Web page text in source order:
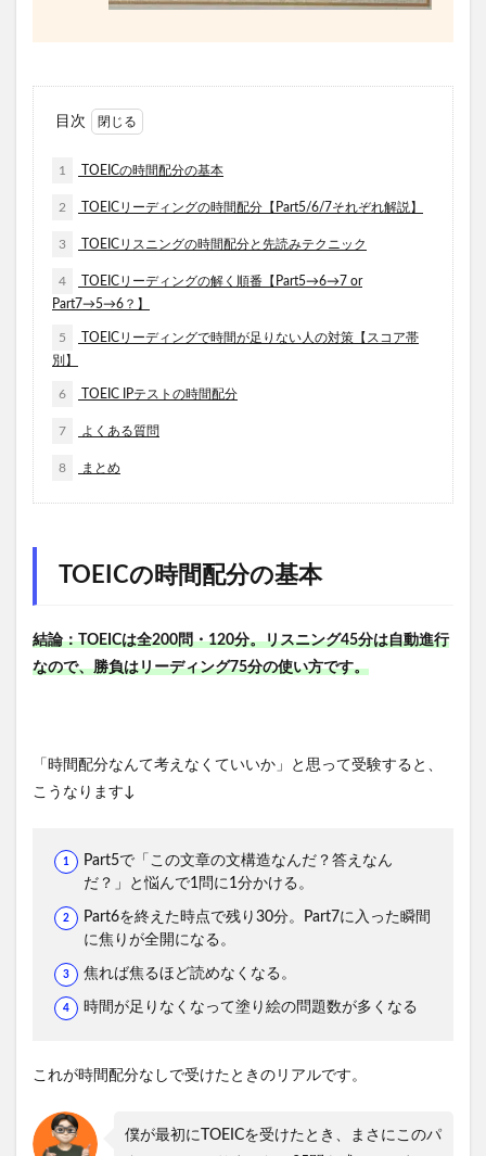
目次
1 TOEICの時間配分の基本
2 TOEICリーディングの時間配分【Part5/6/7それぞれ解説】
3 TOEICリスニングの時間配分と先読みテクニック
4
TOEICリーディングの解く順番【Part5→6→7 or
Part7→5→6？】
5
TOEICリーディングで時間が足りない人の対策【スコア帯
別】
6 TOEIC IPテストの時間配分
7 よくある質問
8 まとめ
TOEICの時間配分の基本
結論：TOEICは全200問・120分。リスニング45分は自動進行
なので、勝負はリーディング75分の使い方です。
「時間配分なんて考えなくていいか」と思って受験すると、
こうなります↓
Part5で「この文章の文構造なんだ？答えなん
だ？」と悩んで1問に1分かける。
Part6を終えた時点で残り30分。Part7に入った瞬間
に焦りが全開になる。
焦れば焦るほど読めなくなる。
時間が足りなくなって塗り絵の問題数が多くなる
これが時間配分なしで受けたときのリアルです。
僕が最初にTOEICを受けたとき、まさにこのパ